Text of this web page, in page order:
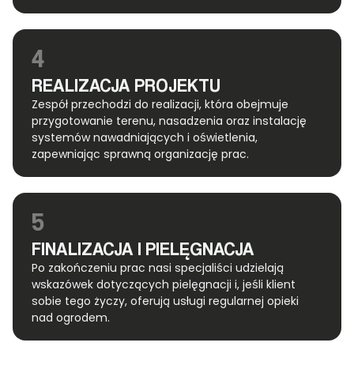
4
REALIZACJA PROJEKTU
Zespół przechodzi do realizacji, która obejmuje
przygotowanie terenu, nasadzenia oraz instalację
systemów nawadniających i oświetlenia,
zapewniając sprawną organizację prac.
5
FINALIZACJA I PIELĘGNACJA
Po zakończeniu prac nasi specjaliści udzielają
wskazówek dotyczących pielęgnacji i, jeśli klient
sobie tego życzy, oferują usługi regularnej opieki
nad ogrodem.